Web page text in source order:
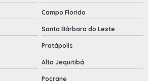
Campo Florido
Santa Bárbara do Leste
Pratápolis
Alto Jequitibá
Pocrane